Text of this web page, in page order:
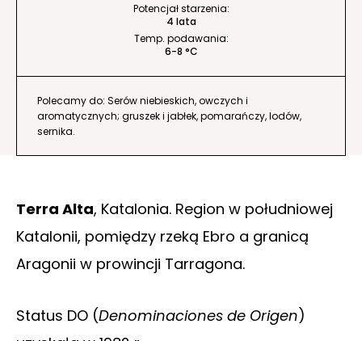
Potencjał starzenia:
4 lata
Temp. podawania:
6-8 °C
Polecamy do: Serów niebieskich, owczych i
aromatycznych; gruszek i jabłek, pomarańczy, lodów,
sernika.
Terra Alta, Katalonia. Region w południowej
Katalonii, pomiędzy rzeką Ebro a granicą
Aragonii w prowincji Tarragona.
Status DO (Denominaciones de Origen)